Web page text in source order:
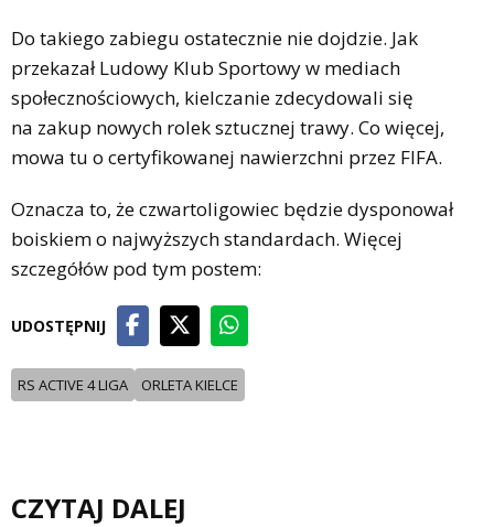
Do takiego zabiegu ostatecznie nie dojdzie. Jak
przekazał Ludowy Klub Sportowy w mediach
społecznościowych, kielczanie zdecydowali się
na zakup nowych rolek sztucznej trawy. Co więcej,
mowa tu o certyfikowanej nawierzchni przez FIFA.
Oznacza to, że czwartoligowiec będzie dysponował
boiskiem o najwyższych standardach. Więcej
szczegółów pod tym postem:
UDOSTĘPNIJ
RS ACTIVE 4 LIGA ORLETA KIELCE
CZYTAJ DALEJ